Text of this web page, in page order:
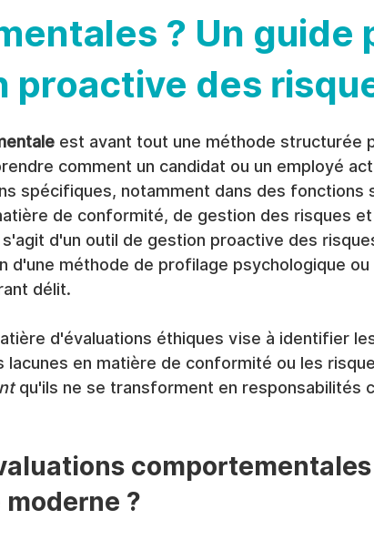
? Un guide
proactive des
est avant tout une méthode structurée
comment un candidat ou un employé
spécifiques, notamment dans des fonctions
de conformité, de gestion des risques
d'un outil de gestion proactive des
d'une méthode de profilage psychologique
délit.
d'évaluations éthiques vise à identifier
en matière de conformité ou les
qu'ils ne se transforment en responsabilités
?